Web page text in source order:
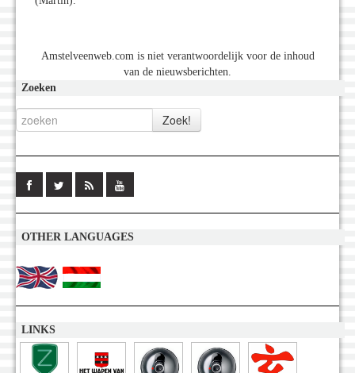
Amstelveenweb.com is niet verantwoordelijk voor de inhoud
van de nieuwsberichten.
Zoeken
OTHER LANGUAGES
LINKS